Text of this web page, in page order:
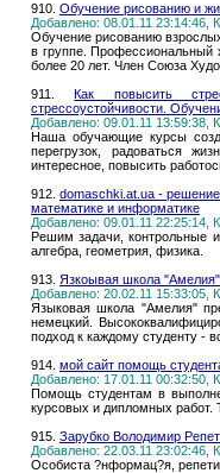
910. Обучение рисованию и
Добавлено: 08.01.11 23:14:46,
Обучение рисованию
в группе. Профессиональный
более 20 лет. Член Союза
911.Как повысить
стрессоустойчивости.
Добавлено: 09.01.11 13:59:38,
Наша обучающие курсы
перегрузок, радоваться
интересное, повысить
912. domaschki.at.ua -
математике и информатике
Добавлено: 09.01.11 22:25:14,
Решим задачи, контрольные
алгебра, геометрия, физика.
913. Язкоывая школа
Добавлено: 20.02.11 15:33:05,
Языковая школа "Амелия"
немецкий.
подход к каждому студенту -
914. мой сайт помощь
Добавлено: 17.01.11 00:32:50,
Помощь студентам в
курсовых и дипломных работ.
915. Зарубко Володимир
Добавлено: 22.03.11 23:02:46,
Особиста ?нформац?я,